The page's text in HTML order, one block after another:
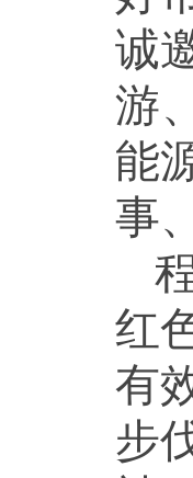
诚
游
能
事
红
有
步